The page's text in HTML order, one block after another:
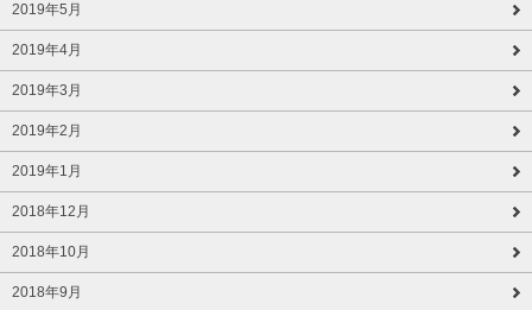
2019年5月
2019年4月
2019年3月
2019年2月
2019年1月
2018年12月
2018年10月
2018年9月